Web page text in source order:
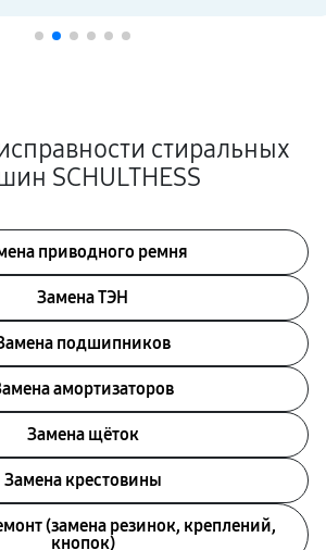
стиральных
SCHULTHESS
приводного ремня
Замена ТЭН
подшипников
амортизаторов
Замена щёток
Замена крестовины
(замена резинок, креплений,
кнопок)